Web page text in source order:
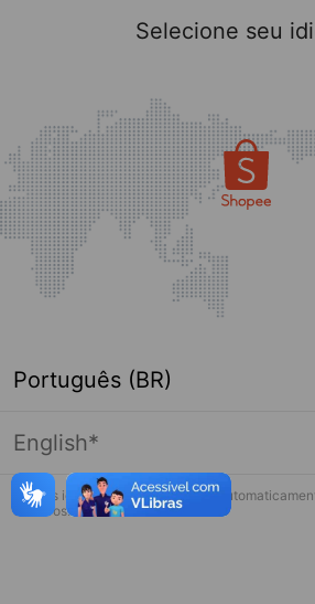
Página
Desculpe, algo deu errado.
Selecione seu
Português (BR)
English*
* Esses idiomas serão traduzidos
terceiros.